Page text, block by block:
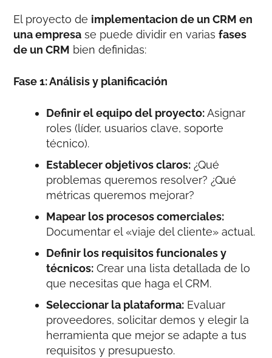
El proyecto de implementacion de un CRM en
una empresa se puede dividir en variasfases
de un CRM bien definidas:
Fase 1: Análisis y planificación
Definir el equipo del proyecto:Asignar
roles (líder, usuarios clave, soporte
técnico).
Establecer objetivos claros: ¿Qué
problemas queremos resolver? ¿Qué
métricas queremos mejorar?
Mapear los procesos comerciales:
Documentar el «viaje del cliente» actual.
Definir los requisitos funcionales y
técnicos: Crear una lista detallada de lo
que necesitas que haga el CRM.
Seleccionar la plataforma: Evaluar
proveedores, solicitar demos y elegir la
herramienta que mejor se adapte a tus
requisitos y presupuesto.